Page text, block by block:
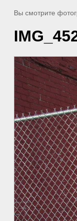
Вы смотрите